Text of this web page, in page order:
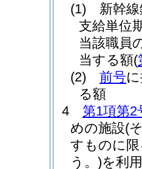
(1)
新幹
支給単位
当該職員
当する額(
(2)
前号
る額
4
第1項第2
めの施設(
すものに
う。)を利